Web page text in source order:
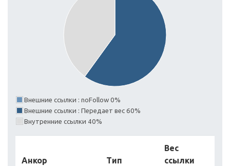
Внешние ссылки : noFollow 0%
Внешние ссылки : Передает вес 60%
Внутренние ссылки 40%
Анкор Тип
Вес
ссылки